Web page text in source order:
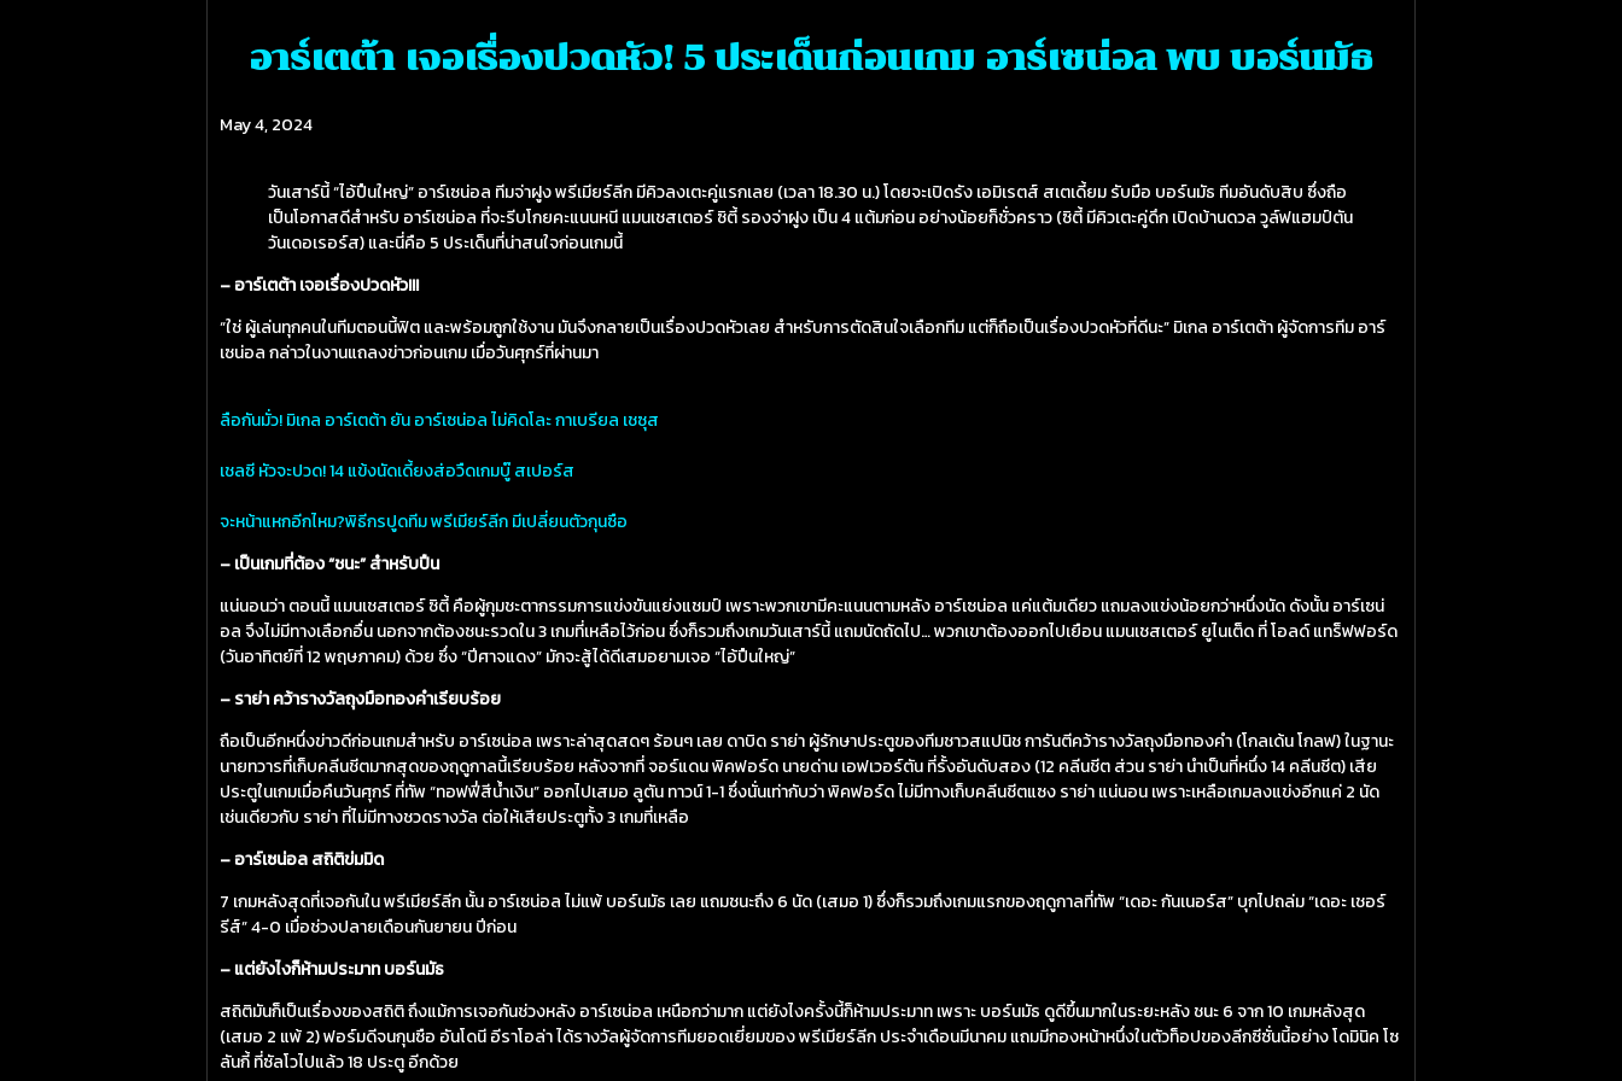
อาร์เตต้า เจอเรื่องปวดหัว! 5 ประเด็นก่อนเกม อาร์เซน่อล พบ บอร์นมัธ
May 4, 2024
วันเสาร์นี้ “ไอ้ปืนใหญ่” อาร์เซน่อล ทีมจ่าฝูง พรีเมียร์ลีก มีคิวลงเตะคู่แรกเลย (เวลา 18.30 น.) โดยจะเปิดรัง เอมิเรตส์ สเตเดี้ยม รับมือ บอร์นมัธ ทีมอันดับสิบ ซึ่งถือ
เป็นโอกาสดีสำหรับ อาร์เซน่อล ที่จะรีบโกยคะแนนหนี แมนเชสเตอร์ ซิตี้ รองจ่าฝูง เป็น 4 แต้มก่อน อย่างน้อยก็ชั่วคราว (ซิตี้ มีคิวเตะคู่ดึก เปิดบ้านดวล วูล์ฟแฮมป์ตัน
วันเดอเรอร์ส) และนี่คือ 5 ประเด็นที่น่าสนใจก่อนเกมนี้
– อาร์เตต้า เจอเรื่องปวดหัว!!!
“ใช่ ผู้เล่นทุกคนในทีมตอนนี้ฟิต และพร้อมถูกใช้งาน มันจึงกลายเป็นเรื่องปวดหัวเลย สำหรับการตัดสินใจเลือกทีม แต่ก็ถือเป็นเรื่องปวดหัวที่ดีนะ” มิเกล อาร์เตต้า ผู้จัดการทีม อาร์
เซน่อล กล่าวในงานแถลงข่าวก่อนเกม เมื่อวันศุกร์ที่ผ่านมา
ลือกันมั่ว! มิเกล อาร์เตต้า ยัน อาร์เซน่อล ไม่คิดโละ กาเบรียล เชซุส
เชลซี หัวจะปวด! 14 แข้งนัดเดี้ยงส่อวืดเกมบู๊ สเปอร์ส
จะหน้าแหกอีกไหม?พิธีกรปูดทีม พรีเมียร์ลีก มีเปลี่ยนตัวกุนซือ
– เป็นเกมที่ต้อง “ชนะ” สำหรับปืน
แน่นอนว่า ตอนนี้ แมนเชสเตอร์ ซิตี้ คือผู้กุมชะตากรรมการแข่งขันแย่งแชมป์ เพราะพวกเขามีคะแนนตามหลัง อาร์เซน่อล แค่แต้มเดียว แถมลงแข่งน้อยกว่าหนึ่งนัด ดังนั้น อาร์เซน่
อล จึงไม่มีทางเลือกอื่น นอกจากต้องชนะรวดใน 3 เกมที่เหลือไว้ก่อน ซึ่งก็รวมถึงเกมวันเสาร์นี้ แถมนัดถัดไป… พวกเขาต้องออกไปเยือน แมนเชสเตอร์ ยูไนเต็ด ที่ โอลด์ แทร็ฟฟอร์ด
(วันอาทิตย์ที่ 12 พฤษภาคม) ด้วย ซึ่ง “ปีศาจแดง” มักจะสู้ได้ดีเสมอยามเจอ “ไอ้ปืนใหญ่”
– ราย่า คว้ารางวัลถุงมือทองคำเรียบร้อย
ถือเป็นอีกหนึ่งข่าวดีก่อนเกมสำหรับ อาร์เซน่อล เพราะล่าสุดสดๆ ร้อนๆ เลย ดาบิด ราย่า ผู้รักษาประตูของทีมชาวสแปนิช การันตีคว้ารางวัลถุงมือทองคำ (โกลเด้น โกลฟ) ในฐานะ
นายทวารที่เก็บคลีนชีตมากสุดของฤดูกาลนี้เรียบร้อย หลังจากที่ จอร์แดน พิคฟอร์ด นายด่าน เอฟเวอร์ตัน ที่รั้งอันดับสอง (12 คลีนชีต ส่วน ราย่า นำเป็นที่หนึ่ง 14 คลีนชีต) เสีย
ประตูในเกมเมื่อคืนวันศุกร์ ที่ทัพ “ทอฟฟี่สีน้ำเงิน” ออกไปเสมอ ลูตัน ทาวน์ 1-1 ซึ่งนั่นเท่ากับว่า พิคฟอร์ด ไม่มีทางเก็บคลีนชีตแซง ราย่า แน่นอน เพราะเหลือเกมลงแข่งอีกแค่ 2 นัด
เช่นเดียวกับ ราย่า ที่ไม่มีทางชวดรางวัล ต่อให้เสียประตูทั้ง 3 เกมที่เหลือ
– อาร์เซน่อล สถิติข่มมิด
7 เกมหลังสุดที่เจอกันใน พรีเมียร์ลีก นั้น อาร์เซน่อล ไม่แพ้ บอร์นมัธ เลย แถมชนะถึง 6 นัด (เสมอ 1) ซึ่งก็รวมถึงเกมแรกของฤดูกาลที่ทัพ “เดอะ กันเนอร์ส” บุกไปถล่ม “เดอะ เชอร์
รีส์” 4-0 เมื่อช่วงปลายเดือนกันยายน ปีก่อน
– แต่ยังไงก็ห้ามประมาท บอร์นมัธ
สถิติมันก็เป็นเรื่องของสถิติ ถึงแม้การเจอกันช่วงหลัง อาร์เซน่อล เหนือกว่ามาก แต่ยังไงครั้งนี้ก็ห้ามประมาท เพราะ บอร์นมัธ ดูดีขึ้นมากในระยะหลัง ชนะ 6 จาก 10 เกมหลังสุด
(เสมอ 2 แพ้ 2) ฟอร์มดีจนกุนซือ อันโดนี อีราโอล่า ได้รางวัลผู้จัดการทีมยอดเยี่ยมของ พรีเมียร์ลีก ประจำเดือนมีนาคม แถมมีกองหน้าหนึ่งในตัวท็อปของลีกซีซั่นนี้อย่าง โดมินิค โซ
ลันกี้ ที่ซัลโวไปแล้ว 18 ประตู อีกด้วย